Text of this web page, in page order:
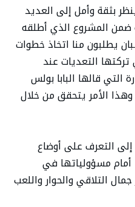
بثقة وأمل إلى العديد
ضمن المشروع الذي أطلقه
يطلبون منا اتخاذ خطوات
تركتها التعديات عند
التي قالها البابا بولس
الأمر يتحقق من خلال
التعرف على أوضاع
أمام مسؤولياتها في
التلاقي والحوار واللعب